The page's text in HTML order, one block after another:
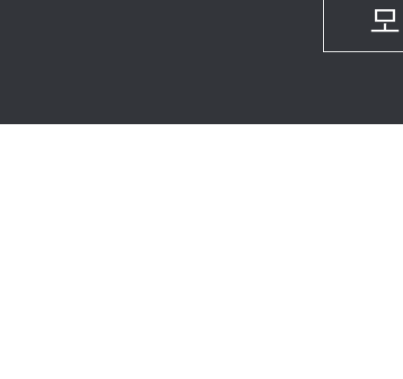
임상치과학
임상간호대